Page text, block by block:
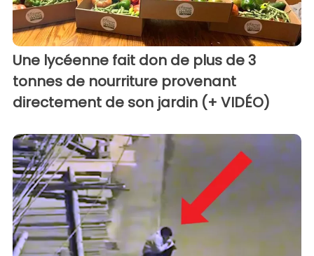
Une lycéenne fait don de plus de 3
tonnes de nourriture provenant
directement de son jardin (+ VIDÉO)